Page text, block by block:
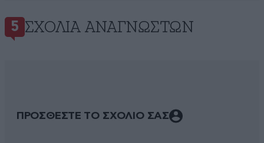
5 ΣΧΌΛΙΑ ΑΝΑΓΝΩΣΤΏΝ
ΠΡΟΣΘΕΣΤΕ ΤΟ ΣΧΟΛΙΟ ΣΑΣ